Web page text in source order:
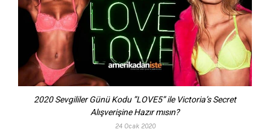
2020 Sevgililer Günü Kodu ”LOVE5” ile Victoria’s Secret
Alışverişine Hazır mısın?
24 Ocak 2020